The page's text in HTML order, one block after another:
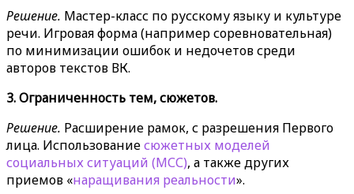
Решение. Мастер-класс по русскому языку и культуре
речи. Игровая форма (например соревновательная)
по минимизации ошибок и недочетов среди
авторов текстов ВК.
3. Ограниченность тем, сюжетов.
Решение. Расширение рамок, с разрешения Первого
лица. Использованиесюжетных моделей
социальных ситуаций (МСС), а также других
приемов «наращивания реальности».